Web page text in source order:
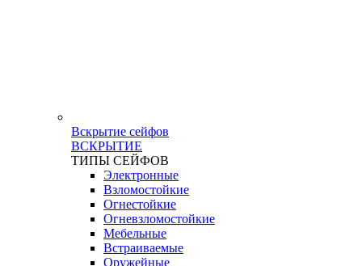
Вскрытие сейфов
ВСКРЫТИЕ
ТИПЫ СЕЙФОВ
Электронные
Взломостойкие
Огнестойкие
Огневзломостойкие
Мебельные
Встраиваемые
Оружейные